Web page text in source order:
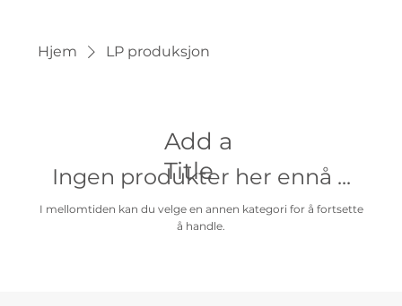
Hjem LP produksjon
Ingen produkter her ennå ...
I mellomtiden kan du velge en annen kategori for å fortsette
å handle.
Add a
Title